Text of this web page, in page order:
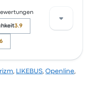
Sternen bewertet.
mit WLAN und
oft über das Preis-
von Openline für
3.9
das
, LIKEBUS,Openline,